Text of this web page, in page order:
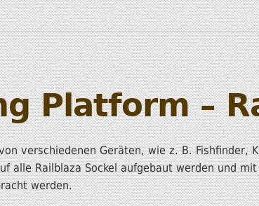
HOBIE KAJAKS
ELEKTROMOTORE
Platform –
verschiedenen Geräten, wie z. B. Fishfinder,
alle Railblaza Sockel aufgebaut werden und
werden.